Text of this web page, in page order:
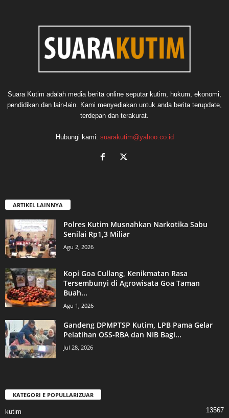
Suara Kutim adalah media berita online seputar kutim, hukum, ekonomi,
pendidikan dan lain-lain. Kami menyediakan untuk anda berita terupdate,
terdepan dan terakurat.
Hubungi kami: suarakutim@yahoo.co.id
ARTIKEL LAINNYA
Polres Kutim Musnahkan Narkotika Sabu
Senilai Rp1,3 Miliar
Agu 2, 2026
Kopi Goa Cullang, Kenikmatan Rasa
Tersembunyi di Agrowisata Goa Taman
Buah...
Agu 1, 2026
Gandeng DPMPTSP Kutim, LPB Pama Gelar
Pelatihan OSS-RBA dan NIB Bagi...
Jul 28, 2026
KATEGORI E POPULLARIZUAR
kutim 13567